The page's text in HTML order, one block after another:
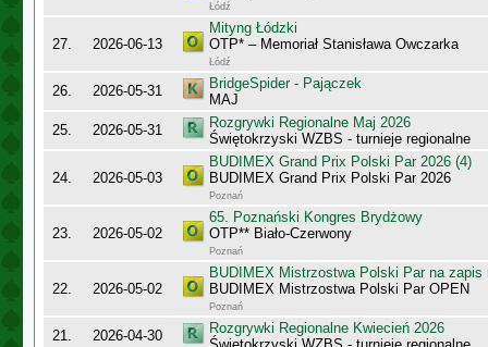
Łódź
27. 2026-06-13
Mityng Łódzki
OTP* – Memoriał Stanisława Owczarka
Łódź
26. 2026-05-31
BridgeSpider - Pajączek
MAJ
25.
2026-05-31
Rozgrywki Regionalne Maj 2026
Świętokrzyski WZBS - turnieje regionalne
24. 2026-05-03
BUDIMEX Grand Prix Polski Par 2026 (4)
BUDIMEX Grand Prix Polski Par 2026
Poznań
23. 2026-05-02
65. Poznański Kongres Brydżowy
OTP** Biało-Czerwony
Poznań
22. 2026-05-02
BUDIMEX Mistrzostwa Polski Par na zapis
BUDIMEX Mistrzostwa Polski Par OPEN
Poznań
21. 2026-04-30
Rozgrywki Regionalne Kwiecień 2026